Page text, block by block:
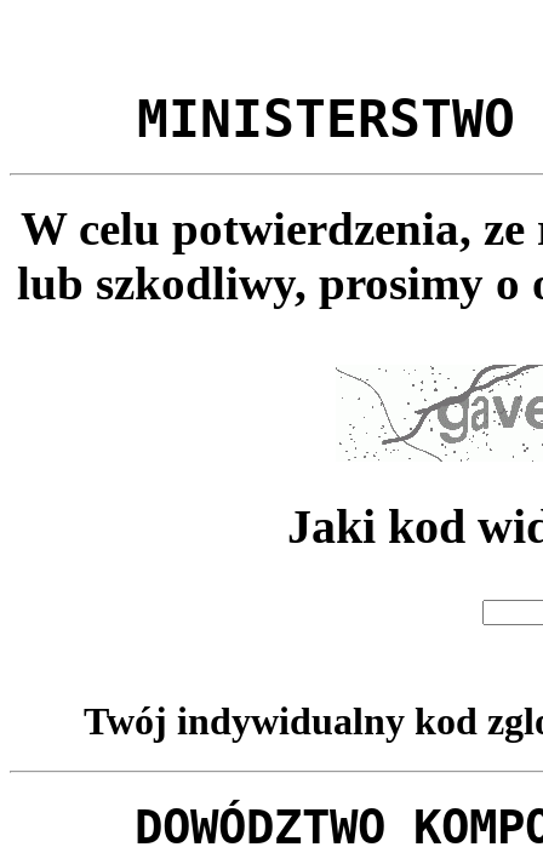
MINISTERSTWO
W celu potwierdzenia,
lub szkodliwy, prosimy o
Jaki kod
Twój indywidualny kod
DOWÓDZTWO